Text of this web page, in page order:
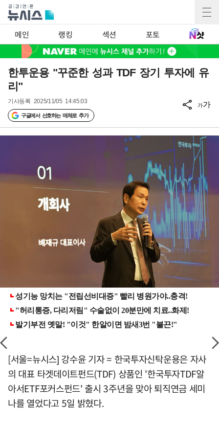
메인 랭킹 섹션 포토
한투운용 "꾸준한 성과 TDF 장기 투자에 유
리"
기사등록 2025/11/05 14:45:03
구글에서 선호하는 매체로 추가
가가
[서울=뉴시스] 강수윤 기자 = 한국투자신탁운용은 자사
의 대표 타겟데이트펀드(TDF) 상품인 '한국투자TDF알
아서ETF포커스펀드' 출시 3주년을 맞아 퇴직연금 세미
나를 열었다고 5일 밝혔다.